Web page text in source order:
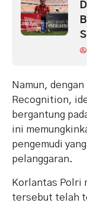
Namun,
Recognition,
bergantung
ini
pengemudi
pelanggaran.
Korlantas Polri
tersebut telah